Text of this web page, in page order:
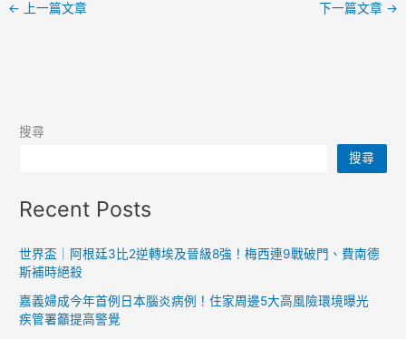
← 上一篇文章 下一篇文章 →
搜尋
搜尋
Recent Posts
世界盃｜阿根廷3比2逆轉埃及晉級8強！梅西連9戰破門、費南德
斯補時絕殺
嘉義婦成今年首例日本腦炎病例！住家周邊5大高風險環境曝光
疾管署籲提高警覺